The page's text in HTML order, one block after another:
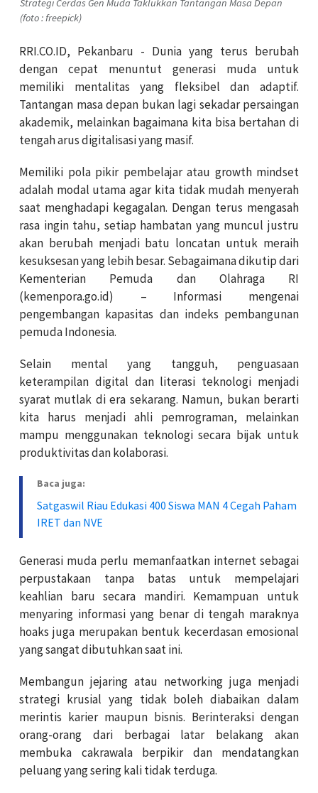
(foto : freepick)
RRI.CO.ID, Pekanbaru - Dunia yang terus berubah
dengan cepat menuntut generasi muda untuk
memiliki mentalitas yang fleksibel dan adaptif.
Tantangan masa depan bukan lagi sekadar persaingan
akademik, melainkan bagaimana kita bisa bertahan di
tengah arus digitalisasi yang masif.
Memiliki pola pikir pembelajar atau growth mindset
adalah modal utama agar kita tidak mudah menyerah
saat menghadapi kegagalan. Dengan terus mengasah
rasa ingin tahu, setiap hambatan yang muncul justru
akan berubah menjadi batu loncatan untuk meraih
kesuksesan yang lebih besar. Sebagaimana dikutip dari
Kementerian Pemuda dan Olahraga RI
(kemenpora.go.id) – Informasi mengenai
pengembangan kapasitas dan indeks pembangunan
pemuda Indonesia.
Selain mental yang tangguh, penguasaan
keterampilan digital dan literasi teknologi menjadi
syarat mutlak di era sekarang. Namun, bukan berarti
kita harus menjadi ahli pemrograman, melainkan
mampu menggunakan teknologi secara bijak untuk
produktivitas dan kolaborasi.
Baca juga:
Satgaswil Riau Edukasi 400 Siswa MAN 4 Cegah Paham
IRET dan NVE
Generasi muda perlu memanfaatkan internet sebagai
perpustakaan tanpa batas untuk mempelajari
keahlian baru secara mandiri. Kemampuan untuk
menyaring informasi yang benar di tengah maraknya
hoaks juga merupakan bentuk kecerdasan emosional
yang sangat dibutuhkan saat ini.
Membangun jejaring atau networking juga menjadi
strategi krusial yang tidak boleh diabaikan dalam
merintis karier maupun bisnis. Berinteraksi dengan
orang-orang dari berbagai latar belakang akan
membuka cakrawala berpikir dan mendatangkan
peluang yang sering kali tidak terduga.